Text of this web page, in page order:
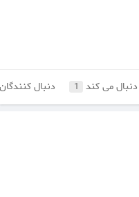
دنبال می کند 1 دنبال